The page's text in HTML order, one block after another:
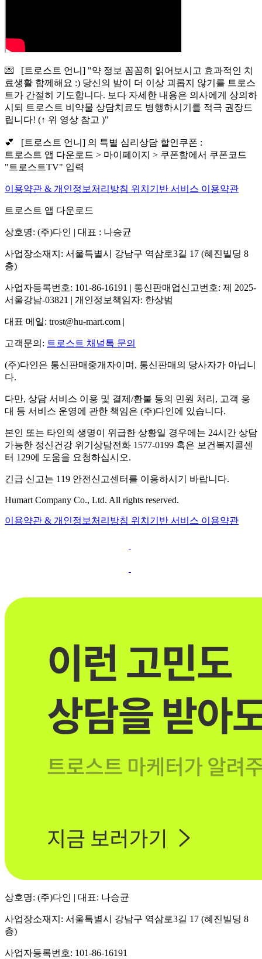
💌 [트로스트 언니] "약 정보 꼼꼼히 읽어보시고 효과적인 치
료생활 함께해요 :) 당신의 밤이 더 이상 괴롭지 않기를 트로스
트가 간절히 기도합니다. 보다 자세한 내용은 의사에게 상의하
시되 트로스트 비약물 상담치료도 병행하시기를 적극 권장드
립니다! (↑ 위 영상 참고 )"
💕 [트로스트 언니] 의 특별 심리상담 할인쿠폰 :
트로스트 앱 다운로드 > 마이페이지 > 쿠폰함에서 쿠폰코드
"트로스트TV" 입력
이용약관 & 개인정보처리방침 위치기반 서비스 이용약관
트로스트 앱 다운로드
상호명: (주)다인 | 대표 : 나승균
사업장소재지: 서울특별시 강남구 역삼로3길 17 (혜진빌딩 8
층)
사업자등록번호: 101-86-16191 | 통신판매업신고번호: 제 2025-
서울강남-03821 | 개인정보책임자: 한상범
대표 메일: trost@hu-mart.com |
고객문의: 트로스트 채널톡 문의
(주)다인은 통신판매중개자이며, 통신판매의 당사자가 아닙니
다.
다만, 상담 서비스 이용 및 결제/환불 등의 민원 처리, 고객 응
대 등 서비스 운영에 관한 책임은 (주)다인에 있습니다.
본인 또는 타인의 생명이 위급한 상황일 경우에는 24시간 상담
가능한 정신건강 위기상담전화 1577-0199 혹은 보건복지콜센
터 129에 도움을 요청하십시오.
긴급 신고는 119 안전신고센터를 이용하시기 바랍니다.
Humart Company Co., Ltd. All rights reserved.
이용약관 & 개인정보처리방침 위치기반 서비스 이용약관
상호명: (주)다인 | 대표: 나승균
사업장소재지: 서울특별시 강남구 역삼로3길 17 (혜진빌딩 8
층)
사업자등록번호: 101-86-16191